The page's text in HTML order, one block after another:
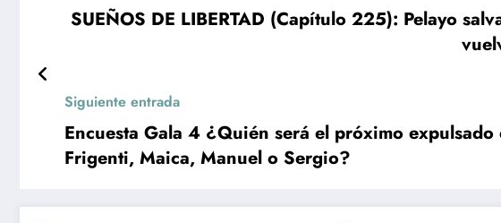
SUEÑOS DE LIBERTAD (Capítulo 225): Pelayo
Siguiente entrada
Encuesta Gala 4 ¿Quién será el próximo expulsado
Frigenti, Maica, Manuel o Sergio?